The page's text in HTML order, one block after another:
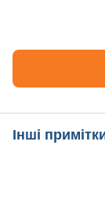
Інші